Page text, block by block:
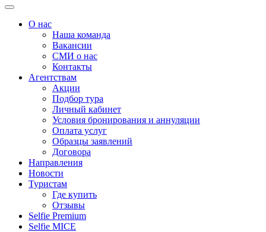
О нас
Наша команда
Вакансии
СМИ о нас
Контакты
Агентствам
Акции
Подбор тура
Личный кабинет
Условия бронирования и аннуляции
Оплата услуг
Образцы заявлений
Договора
Направления
Новости
Туристам
Где купить
Отзывы
Selfie Premium
Selfie MICE